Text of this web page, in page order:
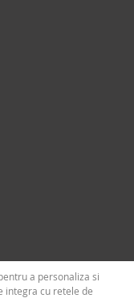
a personaliza si
integra cu retele de